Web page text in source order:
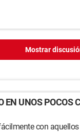
Mostrar
EN UNOS POCOS
con